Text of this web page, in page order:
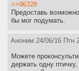
>>96328
Предоставь
бы мог подумать.
Аноним 24/06/16 Птн
Можете
держать одну